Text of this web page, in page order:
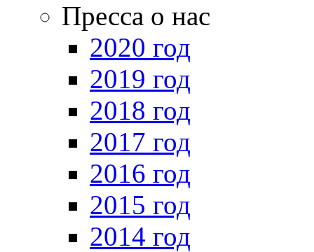
Пресса о нас
2020 год
2019 год
2018 год
2017 год
2016 год
2015 год
2014 год